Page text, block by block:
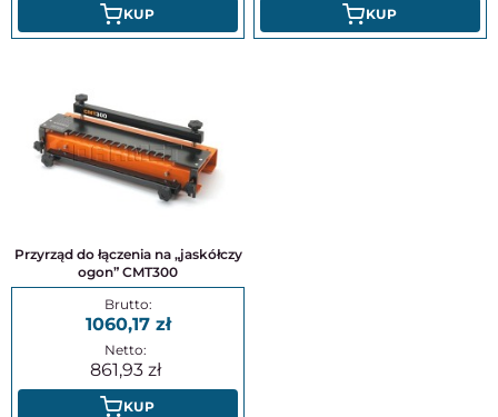
KUP KUP
Przyrząd do łączenia na „jaskółczy
ogon” CMT300
1060,17
861,93
KUP